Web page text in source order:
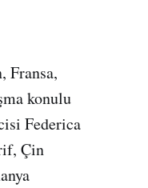
Fransa,
konulu
Federica
Çin